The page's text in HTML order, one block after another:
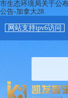
市生态环境局关于公
公告-加拿大28
网站支持ipv6访问